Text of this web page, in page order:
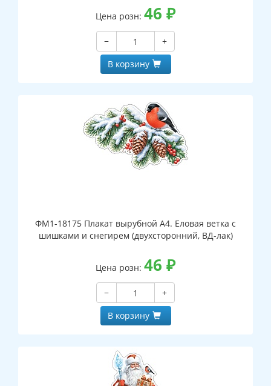
Цена розн: 46 ₽
−
+
В корзину
ФМ1-18175 Плакат вырубной А4. Еловая ветка с
шишками и снегирем (двухсторонний, ВД-лак)
Цена розн: 46 ₽
−
+
В корзину